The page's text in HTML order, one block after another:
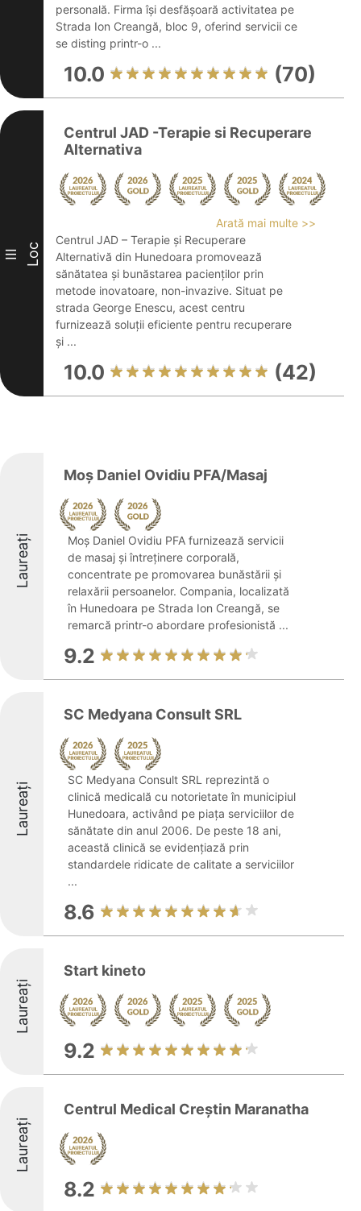
personală. Firma își desfășoară activitatea pe
Strada Ion Creangă, bloc 9, oferind servicii ce
se disting printr-o ...
10.0 (70)
III Loc
Centrul JAD -Terapie si Recuperare
Alternativa
Arată mai multe >>
Centrul JAD – Terapie și Recuperare
Alternativă din Hunedoara promovează
sănătatea și bunăstarea pacienților prin
metode inovatoare, non-invazive. Situat pe
strada George Enescu, acest centru
furnizează soluții eficiente pentru recuperare
și ...
10.0 (42)
Laureați
Moș Daniel Ovidiu PFA/Masaj
Moș Daniel Ovidiu PFA furnizează servicii
de masaj și întreținere corporală,
concentrate pe promovarea bunăstării și
relaxării persoanelor. Compania, localizată
în Hunedoara pe Strada Ion Creangă, se
remarcă printr-o abordare profesionistă ...
9.2
Laureați
SC Medyana Consult SRL
SC Medyana Consult SRL reprezintă o
clinică medicală cu notorietate în municipiul
Hunedoara, activând pe piața serviciilor de
sănătate din anul 2006. De peste 18 ani,
această clinică se evidențiază prin
standardele ridicate de calitate a serviciilor
...
8.6
Laureați
Start kineto
9.2
Laureați
Centrul Medical Creștin Maranatha
8.2